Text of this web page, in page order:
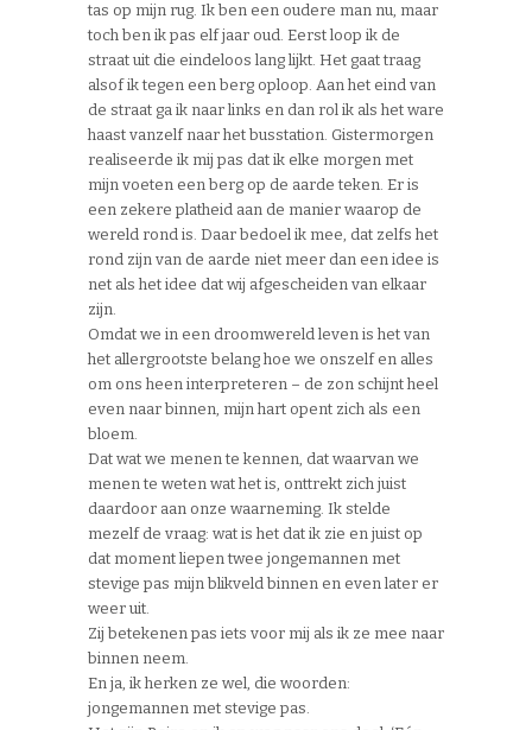
tas op mijn rug. Ik ben een oudere man nu, maar
toch ben ik pas elf jaar oud. Eerst loop ik de
straat uit die eindeloos lang lijkt. Het gaat traag
alsof ik tegen een berg oploop. Aan het eind van
de straat ga ik naar links en dan rol ik als het ware
haast vanzelf naar het busstation. Gistermorgen
realiseerde ik mij pas dat ik elke morgen met
mijn voeten een berg op de aarde teken. Er is
een zekere platheid aan de manier waarop de
wereld rond is. Daar bedoel ik mee, dat zelfs het
rond zijn van de aarde niet meer dan een idee is
net als het idee dat wij afgescheiden van elkaar
zijn.
Omdat we in een droomwereld leven is het van
het allergrootste belang hoe we onszelf en alles
om ons heen interpreteren – de zon schijnt heel
even naar binnen, mijn hart opent zich als een
bloem.
Dat wat we menen te kennen, dat waarvan we
menen te weten wat het is, onttrekt zich juist
daardoor aan onze waarneming. Ik stelde
mezelf de vraag: wat is het dat ik zie en juist op
dat moment liepen twee jongemannen met
stevige pas mijn blikveld binnen en even later er
weer uit.
Zij betekenen pas iets voor mij als ik ze mee naar
binnen neem.
En ja, ik herken ze wel, die woorden:
jongemannen met stevige pas.